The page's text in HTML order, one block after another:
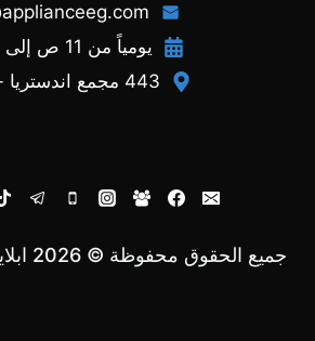
يومياً من 11 ص إلى 10 م
443 مجمع اندستريا - مصر
جميع الحقوق محفوظة © 2026 ابلاينس | Appliance